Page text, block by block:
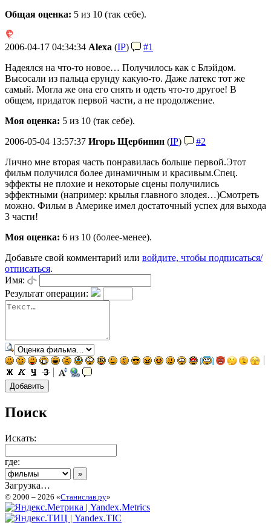
Общая оценка: 5 из 10 (так себе).
2006-04-17 04:34:34 Alexa (IP)
#1
Надеялся на что-то новое… Получилось как с Блэйдом.
Высосали из пальца ерунду какую-то. Даже латекс тот же
самый. Могла же она его снять и одеть что-то другое! В
общем, придаток первой части, а не продолжение.
Моя оценка: 5 из 10 (так себе).
2006-05-04 13:57:37 Игорь Щербинин (IP)
#2
Лично мне вторая часть понравилась больше первой.Этот
фильм получился более динамичным и красивым.Спец.
эффекты не плохие и некоторые сцены получились
эффектными (например: крылья главного злодея…)Смотреть
можно. Фильм в Америке имел достаточный успех для выхода
3 части!
Моя оценка: 6 из 10 (более-менее).
Добавьте свой комментарий или войдите, чтобы подписаться/
отписаться.
Имя:
Результат операции:
Поиск
Искать:
где:
Загрузка…
© 2000 – 2026 «Станислав.ру»